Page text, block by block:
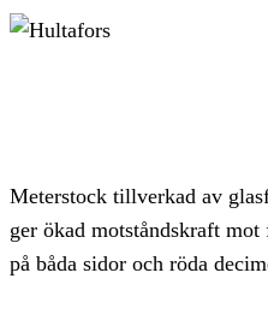
Meterstock tillverkad av
ger ökad motståndskraft
på båda sidor och röda